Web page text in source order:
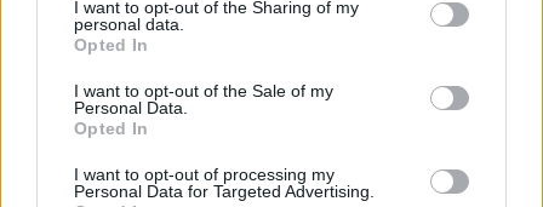
I want to opt-out of the Sharing of my
personal data.
Opted In
I want to opt-out of the Sale of my
Personal Data.
Opted In
I want to opt-out of processing my
Personal Data for Targeted Advertising.